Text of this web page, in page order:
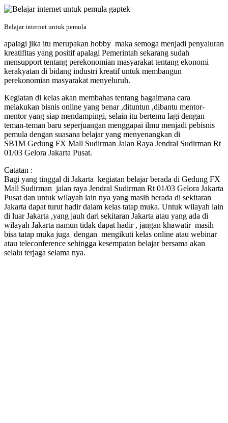
Belajar internet untuk pemula
apalagi jika itu merupakan hobby maka semoga menjadi penyaluran
kreatifitas yang positif apalagi Pemerintah sekarang sudah
mensupport tentang perekonomian masyarakat tentang ekonomi
kerakyatan di bidang industri kreatif untuk membangun
perekonomian masyarakat menyeluruh.
Kegiatan di kelas akan membahas tentang bagaimana cara
melakukan bisnis online yang benar ,dituntun ,dibantu mentor-
mentor yang siap mendampingi, selain itu bertemu lagi dengan
teman-teman baru seperjuangan menggapai ilmu menjadi pebisnis
pemula dengan suasana belajar yang menyenangkan di
SB1M Gedung FX Mall Sudirman Jalan Raya Jendral Sudirman Rt
01/03 Gelora Jakarta Pusat.
Catatan :
Bagi yang tinggal di Jakarta kegiatan belajar berada di Gedung FX
Mall Sudirman jalan raya Jendral Sudirman Rt 01/03 Gelora Jakarta
Pusat dan untuk wilayah lain nya yang masih berada di sekitaran
Jakarta dapat turut hadir dalam kelas tatap muka. Untuk wilayah lain
di luar Jakarta ,yang jauh dari sekitaran Jakarta atau yang ada di
wilayah Jakarta namun tidak dapat hadir , jangan khawatir masih
bisa tatap muka juga dengan mengikuti kelas online atau webinar
atau teleconference sehingga kesempatan belajar bersama akan
selalu terjaga selama nya.